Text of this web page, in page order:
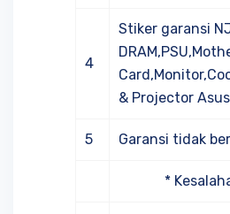
4
Stiker garansi
& Projector
5 Garansi tidak
* Kesalahan